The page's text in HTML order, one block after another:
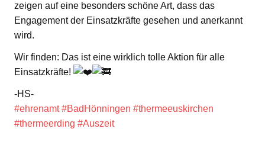
zeigen auf eine besonders schöne Art, dass das
Engagement der Einsatzkräfte gesehen und anerkannt
wird.
Wir finden: Das ist eine wirklich tolle Aktion für alle
Einsatzkräfte!
-HS-
#ehrenamt #BadHönningen #thermeeuskirchen
#thermeerding #Auszeit